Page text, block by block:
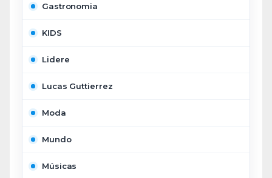
Gastronomia
KIDS
Lidere
Lucas Guttierrez
Moda
Mundo
Músicas